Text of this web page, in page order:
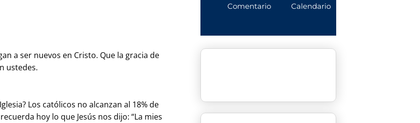
a ser nuevos en Cristo. Que la gracia de
ustedes.
Los católicos no alcanzan al 18% de
hoy lo que Jesús nos dijo: “La mies
Comentario Calendario